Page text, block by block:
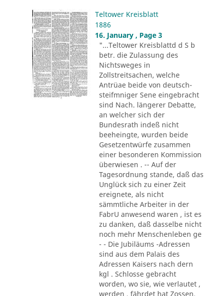
Teltower Kreisblatt
1886
16. January , Page 3
"...Teltower Kreisblattd d S b
betr. die Zulassung des
Nichtsweges in
Zollstreitsachen, welche
Antrüae beide von deutsch-
steifmniger Sene eingebracht
sind Nach. längerer Debatte,
an welcher sich der
Bundesrath indeß nicht
beeheingte, wurden beide
Gesetzentwürfe zusammen
einer besonderen Kommission
überwiesen . -- Auf der
Tagesordnung stande, daß das
Unglück sich zu einer Zeit
ereignete, als nicht
sämmtliche Arbeiter in der
FabrU anwesend waren , ist es
zu danken, daß dasselbe nicht
noch mehr Menschenleben ge
- - Die Jubiläums -Adressen
sind aus dem Palais des
Adressen Kaisers nach dern
kgl . Schlosse gebracht
worden, wo sie, wie verlautet ,
werden . fährdet hat Zossen.